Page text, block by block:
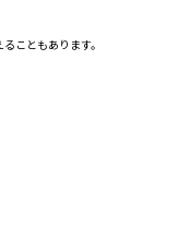
こともあります。